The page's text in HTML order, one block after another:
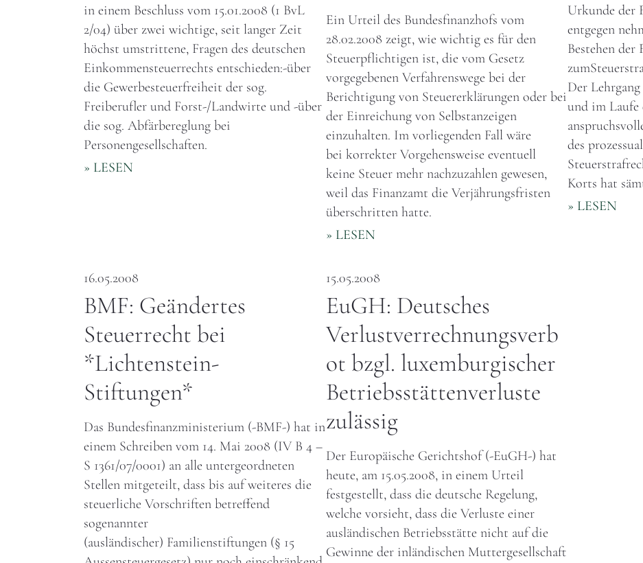
in einem Beschluss vom 15.01.2008 (1 BvL
2/04) über zwei wichtige, seit langer Zeit
höchst umstrittene, Fragen des deutschen
Einkommensteuerrechts entschieden:-über
die Gewerbesteuerfreiheit der sog.
Freiberufler und Forst-/Landwirte und -über
die sog. Abfärbereglung bei
Personengesellschaften.
» LESEN
Ein Urteil des Bundesfinanzhofs vom
28.02.2008 zeigt, wie wichtig es für den
Steuerpflichtigen ist, die vom Gesetz
vorgegebenen Verfahrenswege bei der
Berichtigung von Steuererklärungen oder bei
der Einreichung von Selbstanzeigen
einzuhalten. Im vorliegenden Fall wäre
bei korrekter Vorgehensweise eventuell
keine Steuer mehr nachzuzahlen gewesen,
weil das Finanzamt die Verjährungsfristen
überschritten hatte.
» LESEN
Urkunde der
entgegen
Bestehen
Der
und im Laufe
des
Korts hat
» LESEN
16.05.2008
BMF: Geändertes
Steuerrecht bei
*Lichtenstein-
Stiftungen*
Das Bundesfinanzministerium (-BMF-) hat in
einem Schreiben vom 14. Mai 2008 (IV B 4 –
S 1361/07/0001) an alle untergeordneten
Stellen mitgeteilt, dass bis auf weiteres die
steuerliche Vorschriften betreffend
sogenannter
(ausländischer) Familienstiftungen (§ 15
15.05.2008
EuGH: Deutsches
Verlustverrechnungsverb
ot bzgl. luxemburgischer
Betriebsstättenverluste
zulässig
Der Europäische Gerichtshof (-EuGH-) hat
heute, am 15.05.2008, in einem Urteil
festgestellt, dass die deutsche Regelung,
welche vorsieht, dass die Verluste einer
ausländischen Betriebsstätte nicht auf die
Gewinne der inländischen Muttergesellschaft